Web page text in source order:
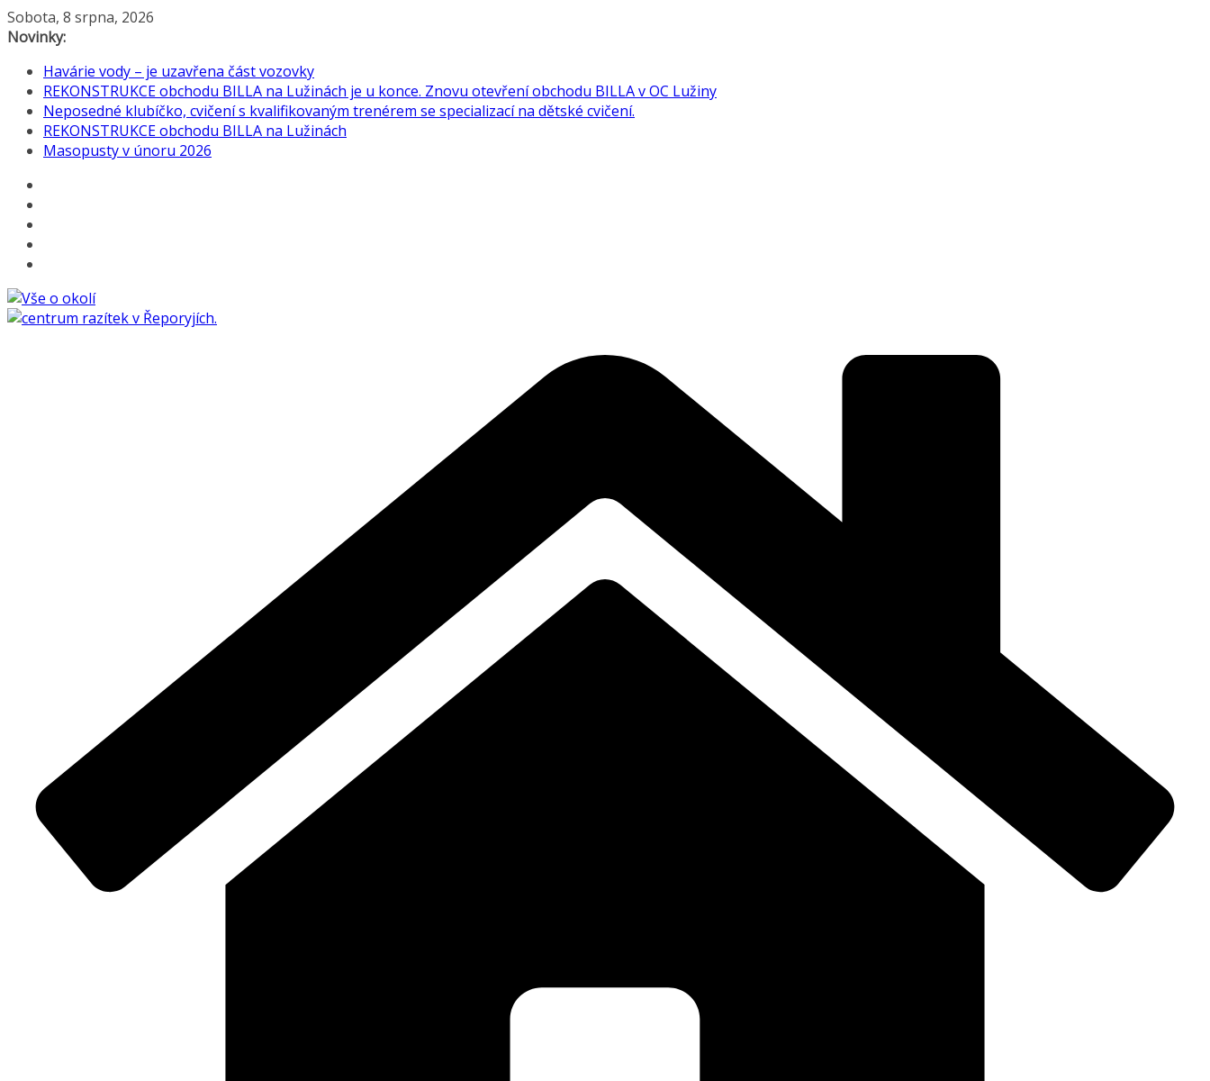
Přeskočit
na
Sobota, 8 srpna, 2026
Novinky:
Havárie vody – je uzavřena část vozovky
REKONSTRUKCE obchodu BILLA na Lužinách je u konce. Znovu otevření obchodu BILLA v OC Lužiny
Neposedné klubíčko, cvičení s kvalifikovaným trenérem se specializací na dětské cvičení.
REKONSTRUKCE obchodu BILLA na Lužinách
Masopusty v únoru 2026